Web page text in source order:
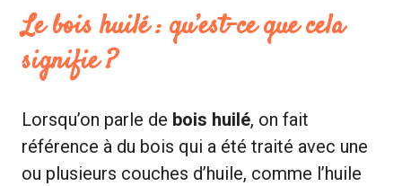
Le bois huilé : qu’est-ce que cela
signifie ?
Lorsqu’on parle de bois huilé, on fait
référence à du bois qui a été traité avec une
ou plusieurs couches d’huile, comme l’huile